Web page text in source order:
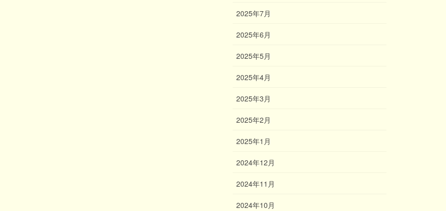
2025年7月
2025年6月
2025年5月
2025年4月
2025年3月
2025年2月
2025年1月
2024年12月
2024年11月
2024年10月